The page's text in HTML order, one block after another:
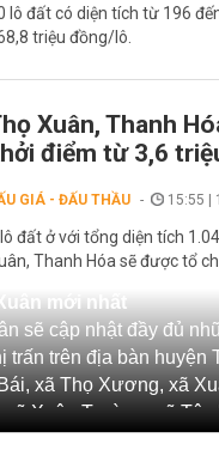
lô đất có diện tích từ 196
triệu đồng/lô.
Xuân, Thanh
điểm từ 3,6
GIÁ - ĐẤU THẦU 15:55 |
đất ở với tổng diện tích
Thanh Hóa sẽ được tổ
mới nhất
sẽ cập nhật đầy đủ
trên địa bàn huyện
xã Thọ Xương, xã
Xuân Trường, xã Tây
Thọ Lộc, xã Nam